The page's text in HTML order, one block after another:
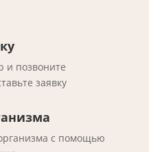
и позвоните
заявку
с помощью